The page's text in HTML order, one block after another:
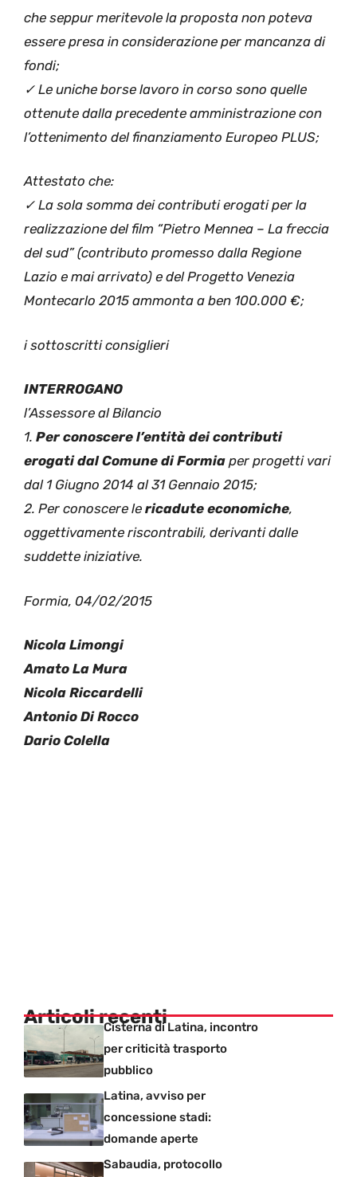
che seppur meritevole la proposta non poteva
essere presa in considerazione per mancanza di
fondi;
✓ Le uniche borse lavoro in corso sono quelle
ottenute dalla precedente amministrazione con
l’ottenimento del finanziamento Europeo PLUS;
Attestato che:
✓ La sola somma dei contributi erogati per la
realizzazione del film “Pietro Mennea – La freccia
del sud” (contributo promesso dalla Regione
Lazio e mai arrivato) e del Progetto Venezia
Montecarlo 2015 ammonta a ben 100.000 €;
i sottoscritti consiglieri
INTERROGANO
l’Assessore al Bilancio
1. Per conoscere l’entità dei contributi
erogati dal Comune di Formia per progetti vari
dal 1 Giugno 2014 al 31 Gennaio 2015;
2. Per conoscere le ricadute economiche,
oggettivamente riscontrabili, derivanti dalle
suddette iniziative.
Formia, 04/02/2015
Nicola Limongi
Amato La Mura
Nicola Riccardelli
Antonio Di Rocco
Dario Colella
Articoli recentiCisterna di Latina, incontro
per criticità trasporto
pubblico
Latina, avviso per
concessione stadi:
domande aperte
Sabaudia, protocollo